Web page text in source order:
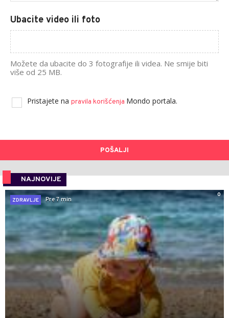
Ubacite video ili foto
Možete da ubacite do 3 fotografije ili videa. Ne smije biti
više od 25 MB.
Pristajete na pravila korišćenja Mondo portala.
POŠALJI
NAJNOVIJE
0
ZDRAVLJE
Pre 7 min